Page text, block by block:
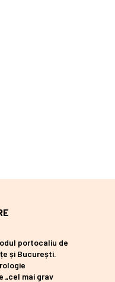
portocaliu de
și București.
„cel mai grav